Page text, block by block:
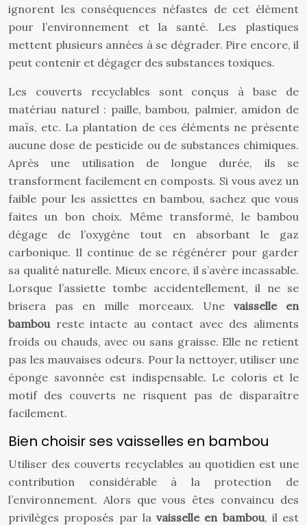
ignorent les conséquences néfastes de cet élément
pour l’environnement et la santé. Les plastiques
mettent plusieurs années à se dégrader. Pire encore, il
peut contenir et dégager des substances toxiques.
Les couverts recyclables sont conçus à base de
matériau naturel : paille, bambou, palmier, amidon de
maïs, etc. La plantation de ces éléments ne présente
aucune dose de pesticide ou de substances chimiques.
Après une utilisation de longue durée, ils se
transforment facilement en composts. Si vous avez un
faible pour les assiettes en bambou, sachez que vous
faites un bon choix. Même transformé, le bambou
dégage de l’oxygène tout en absorbant le gaz
carbonique. Il continue de se régénérer pour garder
sa qualité naturelle. Mieux encore, il s’avère incassable.
Lorsque l’assiette tombe accidentellement, il ne se
brisera pas en mille morceaux. Une vaisselle en
bamboureste intacte au contact avec des aliments
froids ou chauds, avec ou sans graisse. Elle ne retient
pas les mauvaises odeurs. Pour la nettoyer, utiliser une
éponge savonnée est indispensable. Le coloris et le
motif des couverts ne risquent pas de disparaître
facilement.
Bien choisir ses vaisselles en bambou
Utiliser des couverts recyclables au quotidien est une
contribution considérable à la protection de
l’environnement. Alors que vous êtes convaincu des
privilèges proposés par la vaisselle en bambou, il est